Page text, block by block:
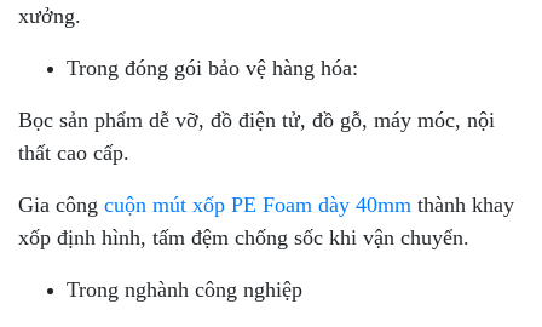
xưởng.
Trong đóng gói bảo vệ hàng hóa:
Bọc sản phẩm dễ vỡ, đồ điện tử, đồ gỗ, máy móc, nội
thất cao cấp.
Gia công cuộn mút xốp PE Foam dày 40mm thành khay
xốp định hình, tấm đệm chống sốc khi vận chuyển.
Trong nghành công nghiệp